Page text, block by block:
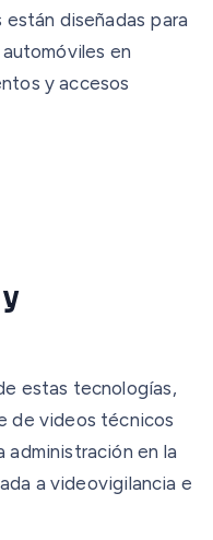
están diseñadas para
en
y accesos
estas tecnologías,
de videos técnicos
administración en la
a videovigilancia e